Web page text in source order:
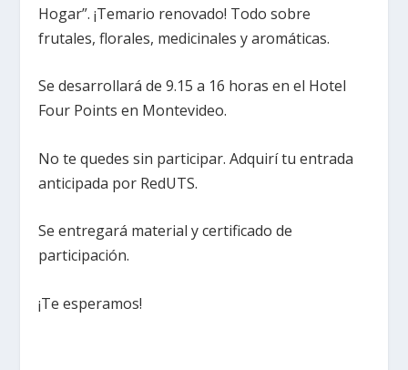
Hogar”. ¡Temario renovado! Todo sobre
frutales, florales, medicinales y aromáticas.
Se desarrollará de 9.15 a 16 horas en el Hotel
Four Points en Montevideo.
No te quedes sin participar. Adquirí tu entrada
anticipada por RedUTS.
Se entregará material y certificado de
participación.
¡Te esperamos!